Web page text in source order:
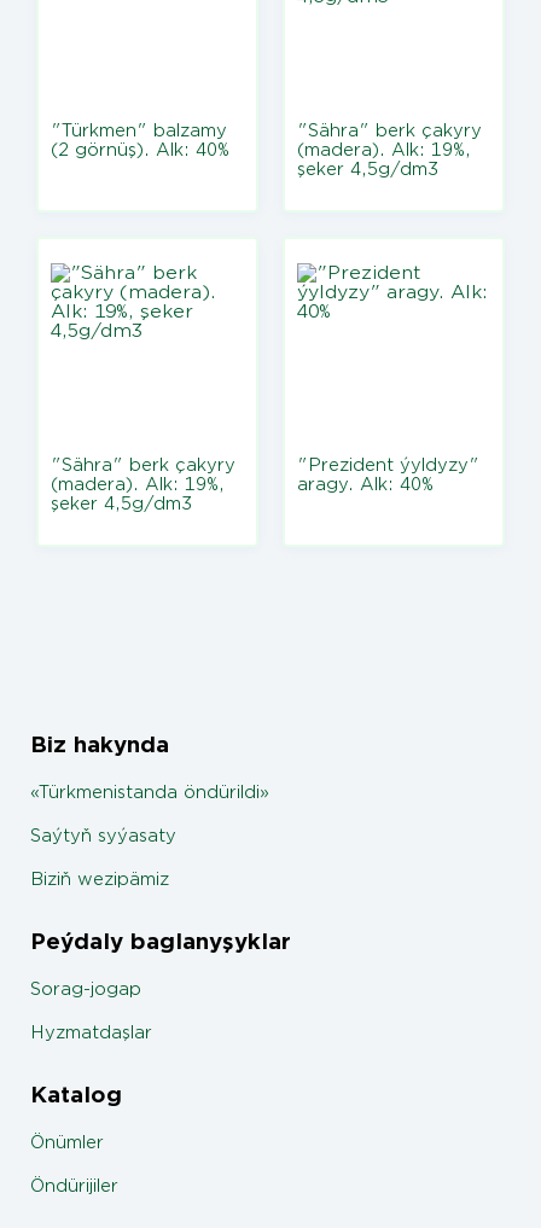
"Türkmen" balzamy
(2 görnüş). Alk: 40%
"Sähra" berk çakyry
(madera). Alk: 19%,
şeker 4,5g/dm3
"Sähra" berk çakyry
(madera). Alk: 19%,
şeker 4,5g/dm3
"Prezident ýyldyzy"
aragy. Alk: 40%
Biz hakynda
«Türkmenistanda öndürildi»
Saýtyň syýasaty
Biziň wezipämiz
Peýdaly baglanyşyklar
Sorag-jogap
Hyzmatdaşlar
Katalog
Önümler
Öndürijiler